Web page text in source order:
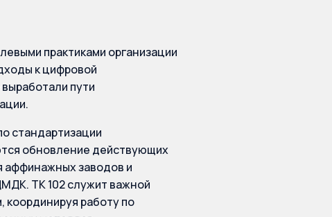
практиками организации
к цифровой
пути
стандартизации
обновление действующих
аффинажных заводов и
ТК 102 служит важной
работу по